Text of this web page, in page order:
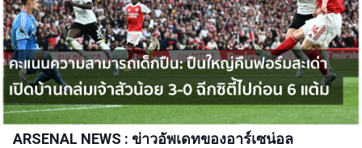
ARSENAL NEWS : ข่าวอัพเดทของอาร์เซน่อล